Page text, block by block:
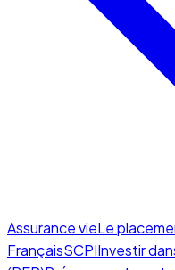
Assurance vieLe
FrançaisSCPIInvestir